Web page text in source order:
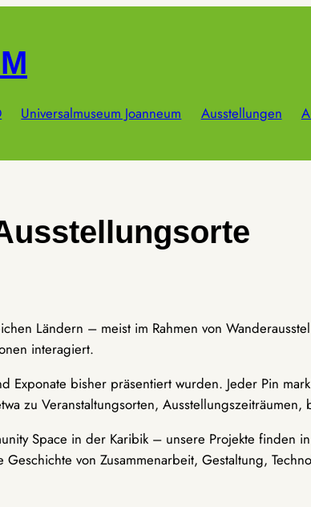
Universalmuseum Joanneum Ausstellungen
Ländern – meist im Rahmen von
interagiert.
Exponate bisher präsentiert wurden. Jeder Pin
zu Veranstaltungsorten,
Space in der Karibik – unsere Projekte finden
von Zusammenarbeit, Gestaltung,